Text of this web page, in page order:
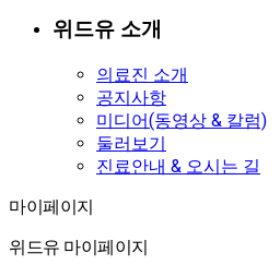
위드유 소개
의료진 소개
공지사항
미디어(동영상 & 칼럼)
둘러보기
진료안내 & 오시는 길
마이페이지
마이페이지
위드유 마이페이지